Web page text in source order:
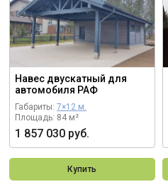
Навес двускатный для
автомобиля РАФ
Габариты: 7×12 м.
Площадь: 84 м²
1 857 030 руб.
Купить